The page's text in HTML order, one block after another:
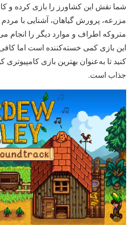
شما نقش این کشاورز را بازی کرده و
مزرعه، پرورش گیاهان، آشنایی با
متروکه اطراف و موارد دیگر را انجام
این بازی کمی خسته‌کننده است اما
کنید تا به‌عنوان بهترین بازی کامپیوتری
جذاب است.